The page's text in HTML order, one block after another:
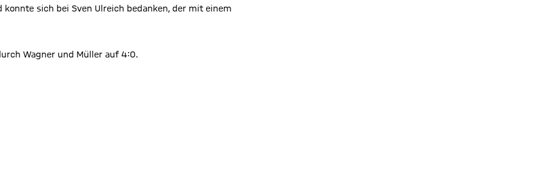
sich bei Sven Ulreich bedanken, der mit einem
Wagner und Müller auf 4:0.